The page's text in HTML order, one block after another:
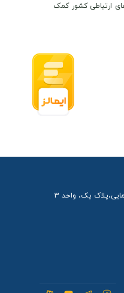
ارتباطی کشور کمک
یک، واحد 3